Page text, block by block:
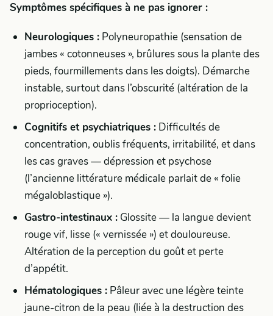
Symptômes spécifiques à ne pas ignorer :
Neurologiques : Polyneuropathie (sensation de
jambes « cotonneuses », brûlures sous la plante des
pieds, fourmillements dans les doigts). Démarche
instable, surtout dans l’obscurité (altération de la
proprioception).
Cognitifs et psychiatriques : Difficultés de
concentration, oublis fréquents, irritabilité, et dans
les cas graves — dépression et psychose
(l’ancienne littérature médicale parlait de « folie
mégaloblastique »).
Gastro-intestinaux : Glossite — la langue devient
rouge vif, lisse (« vernissée ») et douloureuse.
Altération de la perception du goût et perte
d’appétit.
Hématologiques : Pâleur avec une légère teinte
jaune-citron de la peau (liée à la destruction des